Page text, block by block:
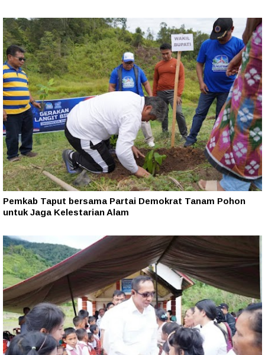
Pemkab Taput bersama Partai Demokrat Tanam Pohon
untuk Jaga Kelestarian Alam